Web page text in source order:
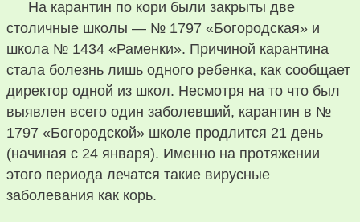
На карантин по кори были закрыты две
столичные школы — № 1797 «Богородская» и
школа № 1434 «Раменки». Причиной карантина
стала болезнь лишь одного ребенка, как сообщает
директор одной из школ. Несмотря на то что был
выявлен всего один заболевший, карантин в №
1797 «Богородской» школе продлится 21 день
(начиная с 24 января). Именно на протяжении
этого периода лечатся такие вирусные
заболевания как корь.